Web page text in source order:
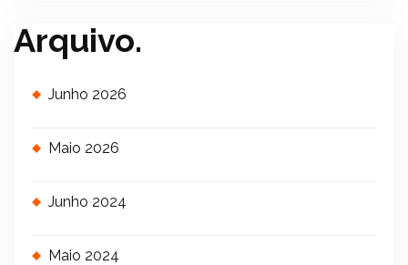
Arquivo.
Junho 2026
Maio 2026
Junho 2024
Maio 2024